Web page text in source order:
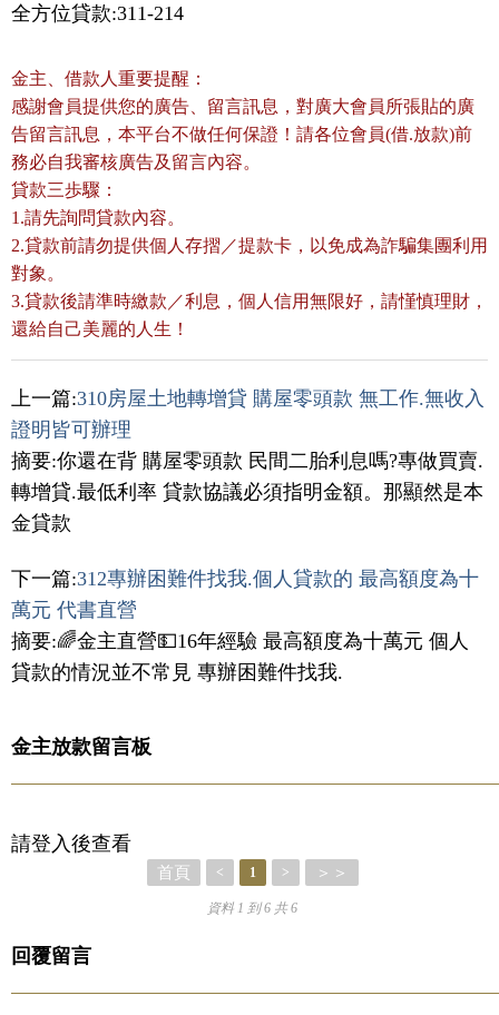
全方位貸款:311-214
金主、借款人重要提醒：
感謝會員提供您的廣告、留言訊息，對廣大會員所張貼的廣
告留言訊息，本平台不做任何保證！請各位會員(借.放款)前
務必自我審核廣告及留言內容。
貸款三歩驟：
1.請先詢問貸款內容。
2.貸款前請勿提供個人存摺／提款卡，以免成為詐騙集團利用
對象。
3.貸款後請準時繳款／利息，個人信用無限好，請慬慎理財，
還給自己美麗的人生！
上一篇:310房屋土地轉增貸 購屋零頭款 無工作.無收入
證明皆可辦理
摘要:你還在背 購屋零頭款 民間二胎利息嗎?專做買賣.
轉增貸.最低利率 貸款協議必須指明金額。那顯然是本
金貸款
下一篇:312專辦困難件找我.個人貸款的 最高額度為十
萬元 代書直營
摘要:🌈金主直營💵16年經驗 最高額度為十萬元 個人
貸款的情況並不常見 專辦困難件找我.
金主放款留言板
請登入後查看
首頁 < 1 > ＞＞
資料 1 到 6 共 6
回覆留言